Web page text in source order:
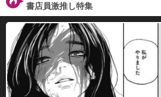
書店員激推し特集